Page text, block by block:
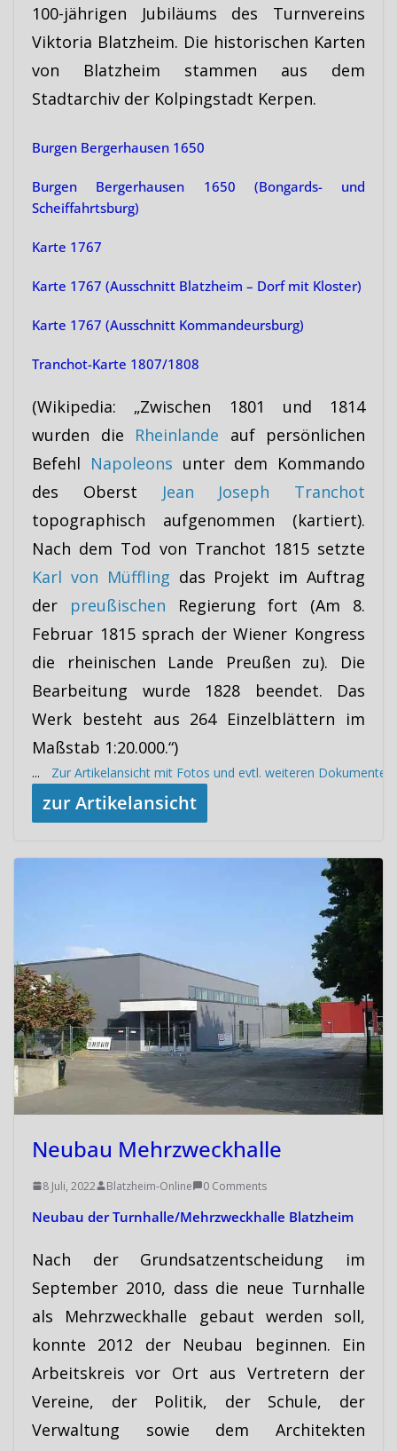
100-jährigen Jubiläums des Turnvereins
Viktoria Blatzheim. Die historischen Karten
von Blatzheim stammen aus dem
Stadtarchiv der Kolpingstadt Kerpen.
Burgen Bergerhausen 1650
Burgen Bergerhausen 1650 (Bongards- und
Scheiffahrtsburg)
Karte 1767
Karte 1767 (Ausschnitt Blatzheim – Dorf mit Kloster)
Karte 1767 (Ausschnitt Kommandeursburg)
Tranchot-Karte 1807/1808
(Wikipedia: „Zwischen 1801 und 1814
wurden die Rheinlande auf persönlichen
Befehl Napoleons unter dem Kommando
des Oberst
Jean Joseph Tranchot
topographisch aufgenommen (kartiert).
Nach dem Tod von Tranchot 1815 setzte
Karl von Müffling das Projekt im Auftrag
der preußischen Regierung fort (Am 8.
Februar 1815 sprach der Wiener Kongress
die rheinischen Lande Preußen zu). Die
Bearbeitung wurde 1828 beendet. Das
Werk besteht aus 264 Einzelblättern im
Maßstab 1:20.000.“)
...Zur Artikelansicht mit Fotos und evtl. weiteren Dokumenten
zur Artikelansicht
Neubau Mehrzweckhalle
8 Juli, 2022 Blatzheim-Online 0 Comments
Neubau der Turnhalle/Mehrzweckhalle Blatzheim
Nach der Grundsatzentscheidung im
September 2010, dass die neue Turnhalle
als Mehrzweckhalle gebaut werden soll,
konnte 2012 der Neubau beginnen. Ein
Arbeitskreis vor Ort aus Vertretern der
Vereine, der Politik, der Schule, der
Verwaltung sowie dem Architekten